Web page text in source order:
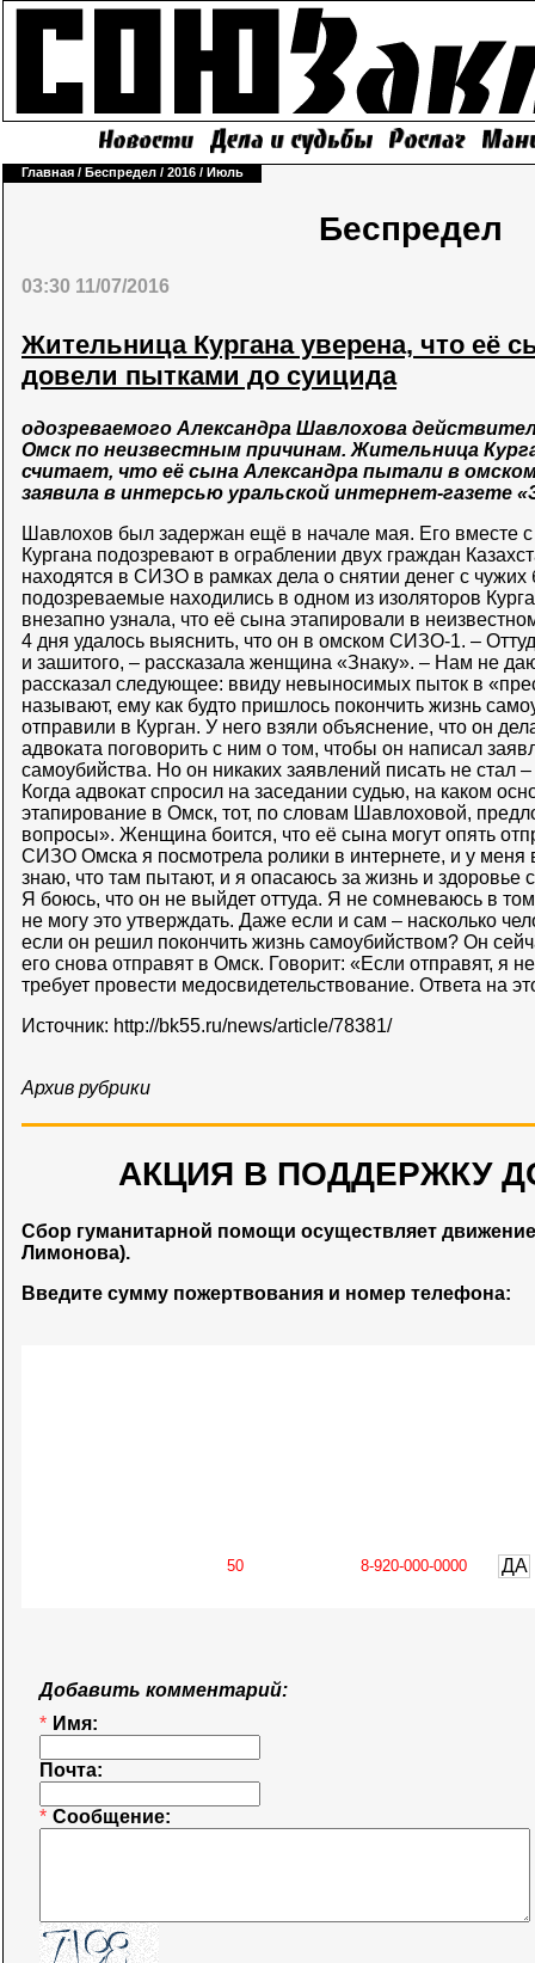
Главная / Беспредел / 2016 / Июль
Беспредел
03:30 11/07/2016
Жительница Кургана уверена, что её
довели пытками до суицида
одозреваемого Александра Шавлохова
Омск по неизвестным причинам. Жительница
считает, что её сына Александра пытали в
заявила в интерсью уральской интернет-газете
Шавлохов был задержан ещё в начале мая. Его вместе
Кургана подозревают в ограблении двух граждан
находятся в СИЗО в рамках дела о снятии денег с чужих
подозреваемые находились в одном из изоляторов
внезапно узнала, что её сына этапировали в
4 дня удалось выяснить, что он в омском СИЗО-1. –
и зашитого, – рассказала женщина «Знаку». – Нам не
рассказал следующее: ввиду невыносимых пыток в
называют, ему как будто пришлось покончить жизнь
отправили в Курган. У него взяли объяснение, что он
адвоката поговорить с ним о том, чтобы он написал
самоубийства. Но он никаких заявлений писать не стал –
Когда адвокат спросил на заседании судью, на каком
этапирование в Омск, тот, по словам Шавлоховой,
вопросы». Женщина боится, что её сына могут опять
СИЗО Омска я посмотрела ролики в интернете, и у
знаю, что там пытают, и я опасаюсь за жизнь и здоровье
Я боюсь, что он не выйдет оттуда. Я не сомневаюсь в
не могу это утверждать. Даже если и сам – насколько
если он решил покончить жизнь самоубийством? Он
его снова отправят в Омск. Говорит: «Если отправят, я
требует провести медосвидетельствование. Ответа на
Источник: http://bk55.ru/news/article/78381/
Архив рубрики
АКЦИЯ В ПОДДЕРЖКУ
Сбор гуманитарной помощи осуществляет
Лимонова).
Введите сумму пожертвования и номер телефона:
ДА
Добавить комментарий:
* Имя:
Почта:
* Сообщение: